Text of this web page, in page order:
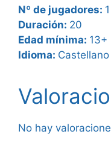
Nº de jugadores: 1
Duración: 20
Edad mínima: 13+
Idioma: Castellano
No hay